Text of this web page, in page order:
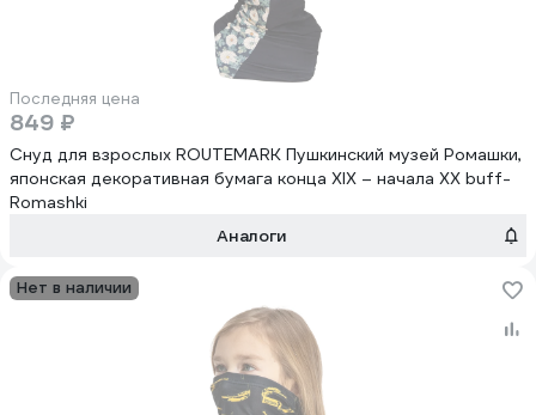
Последняя цена
849 ₽
Снуд для взрослых ROUTEMARK Пушкинский музей Ромашки,
японская декоративная бумага конца XIX – начала XX buff-
Romashki
Аналоги
Нет в наличии